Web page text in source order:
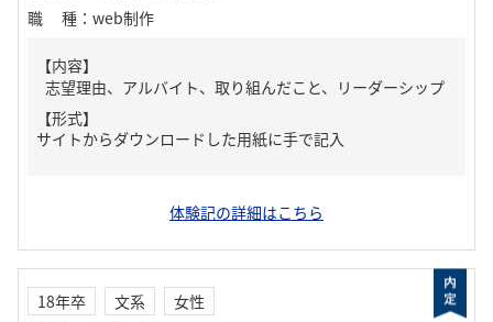
職種 ： web制作
【内容】
志望理由、アルバイト、取り組んだこと、リーダーシップ
【形式】
サイトからダウンロードした用紙に手で記入
体験記の詳細はこちら
18年卒 文系
女性